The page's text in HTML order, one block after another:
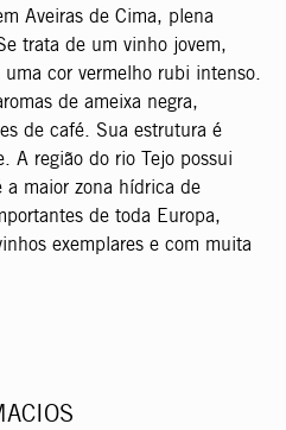
Aveiras de Cima, plena
trata de um vinho jovem,
cor vermelho rubi intenso.
de ameixa negra,
de café. Sua estrutura é
A região do rio Tejo possui
a maior zona hídrica de
de toda Europa,
exemplares e com muita